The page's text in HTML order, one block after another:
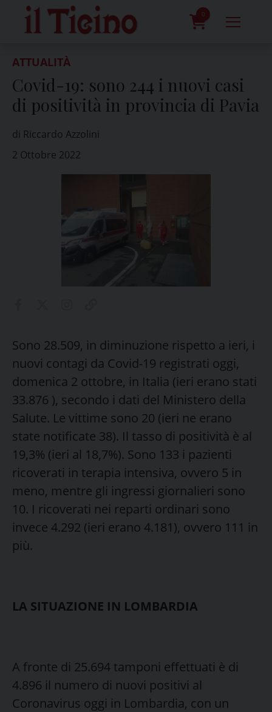
content
0
ATTUALITÀ
Covid-19: sono 244 i nuovi casi
di positività in provincia di Pavia
di Riccardo Azzolini
2 Ottobre 2022
Sono 28.509, in diminuzione rispetto a ieri, i
nuovi contagi da Covid-19 registrati oggi,
domenica 2 ottobre, in Italia (ieri erano stati
33.876 ), secondo i dati del Ministero della
Salute. Le vittime sono 20 (ieri ne erano
state notificate 38). Il tasso di positività è al
19,3% (ieri al 18,7%). Sono 133 i pazienti
ricoverati in terapia intensiva, ovvero 5 in
meno, mentre gli ingressi giornalieri sono
10. I ricoverati nei reparti ordinari sono
invece 4.292 (ieri erano 4.181), ovvero 111 in
più.
LA SITUAZIONE IN LOMBARDIA
A fronte di 25.694 tamponi effettuati è di
4.896 il numero di nuovi positivi al
Coronavirus oggi in Lombardia, con un